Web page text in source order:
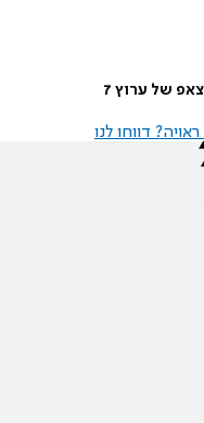
של ערוץ 7
דווחו לנו